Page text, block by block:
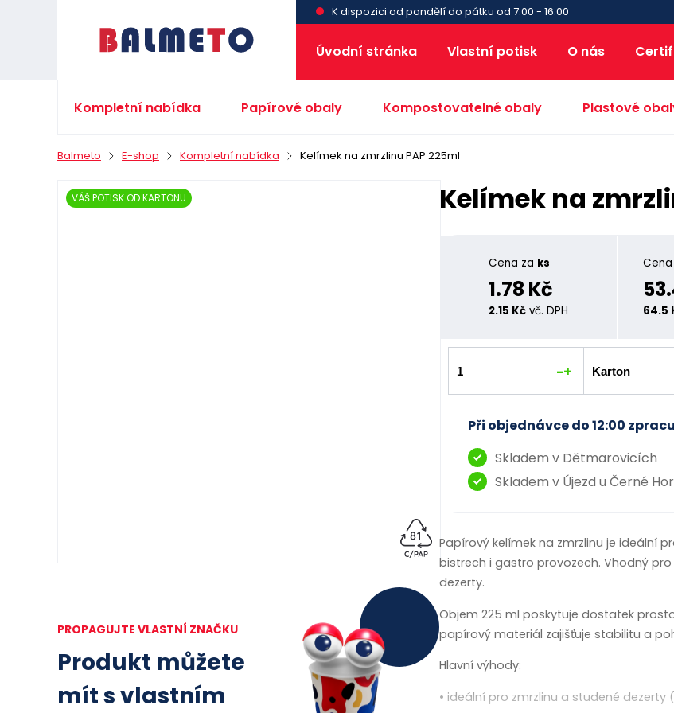
K dispozici od pondělí do pátku od 7:00 - 16:00
Úvodní stránka Vlastní potisk O nás
Kompletní nabídka Papírové obaly Kompostovatelné obaly Plastové
Balmeto E-shop Kompletní nabídka Kelímek na zmrzlinu PAP 225ml
VÁŠ POTISK OD KARTONU
PROPAGUJTE VLASTNÍ ZNAČKU
Produkt můžete
mít s vlastním
Kelímek na
Cena za ks
1.78 Kč
2.15 Kč vč. DPH 64.5
-+
Při objednávce do 12:00
Skladem v Dětmarovicích
Skladem v Újezd u Černé
Papírový kelímek na zmrzlinu je ideální
bistrech i gastro provozech. Vhodný
dezerty.
Objem 225 ml poskytuje dostatek
papírový materiál zajišťuje stabilitu a
Hlavní výhody:
• ideální pro zmrzlinu a studené dezerty